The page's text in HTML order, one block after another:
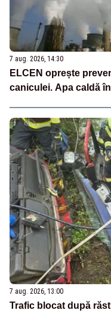
7 aug. 2026, 14:30
ELCEN oprește
caniculei. Apa caldă
7 aug. 2026, 13:00
Trafic blocat după